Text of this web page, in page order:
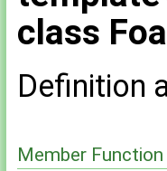
class
Definition
Member